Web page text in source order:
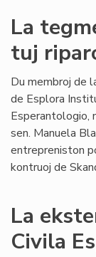
La
tuj
Du membroj de
de Esplora
Esperantologio,
sen. Manuela
entrepreniston
kontruoj de
La
Civila